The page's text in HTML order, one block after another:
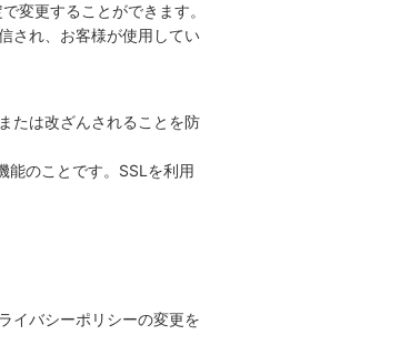
変更することができます。
され、お客様が使用してい
たは改ざんされることを防
能のことです。SSLを利用
イバシーポリシーの変更を